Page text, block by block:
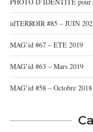
PHOTO D’IDENTITE pour
idTERROIR #85 – JUIN
MAG’id #67 – ETE 2019
MAG’id #63 – Mars 2019
MAG’id #58 – Octobre 2018